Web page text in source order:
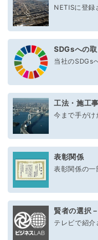
NETISに登録
SDGsへの
当社のSDGs
工法・施工
今まで手がけ
表彰関係
表彰関係の一
賢者の選択
テレビで紹介